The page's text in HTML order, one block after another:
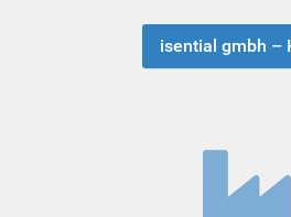
isential gmbh –